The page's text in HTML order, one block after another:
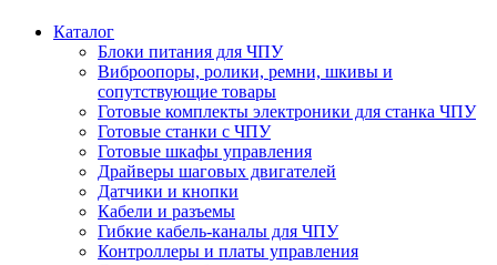
Каталог
Блоки питания для ЧПУ
Виброопоры, ролики, ремни, шкивы и
сопутствующие товары
Готовые комплекты электроники для станка ЧПУ
Готовые станки с ЧПУ
Готовые шкафы управления
Драйверы шаговых двигателей
Датчики и кнопки
Кабели и разъемы
Гибкие кабель-каналы для ЧПУ
Контроллеры и платы управления